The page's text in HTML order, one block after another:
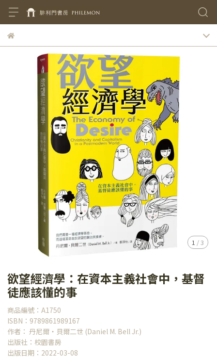
1 /3
欲望經濟學：在資本主義社會中，基督
徒應該懂的事
商品編號：A1750
ISBN：9789861989167
作者： 丹尼爾‧貝爾二世 (Daniel M. Bell Jr.)
出版社：校園書房
出版日期：2022-03-08